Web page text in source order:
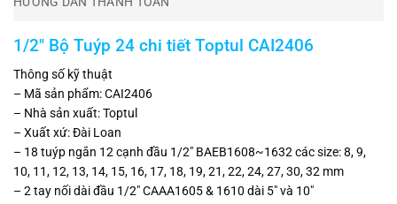
1/2″ Bộ Tuýp 24 chi tiết Toptul CAI2406
Thông số kỹ thuật
– Mã sản phẩm: CAI2406
– Nhà sản xuất: Toptul
– Xuất xứ: Đài Loan
– 18 tuýp ngắn 12 cạnh đầu 1/2″ BAEB1608~1632 các size: 8, 9,
10, 11, 12, 13, 14, 15, 16, 17, 18, 19, 21, 22, 24, 27, 30, 32 mm
– 2 tay nối dài đầu 1/2″ CAAA1605 & 1610 dài 5″ và 10″